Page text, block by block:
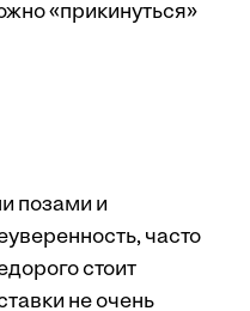
«прикинуться»
позами и
часто
стоит
не очень